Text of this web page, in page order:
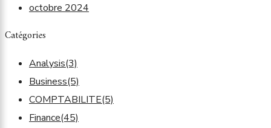
octobre 2024
Catégories
Analysis(3)
Business(5)
COMPTABILITE(5)
Finance(45)